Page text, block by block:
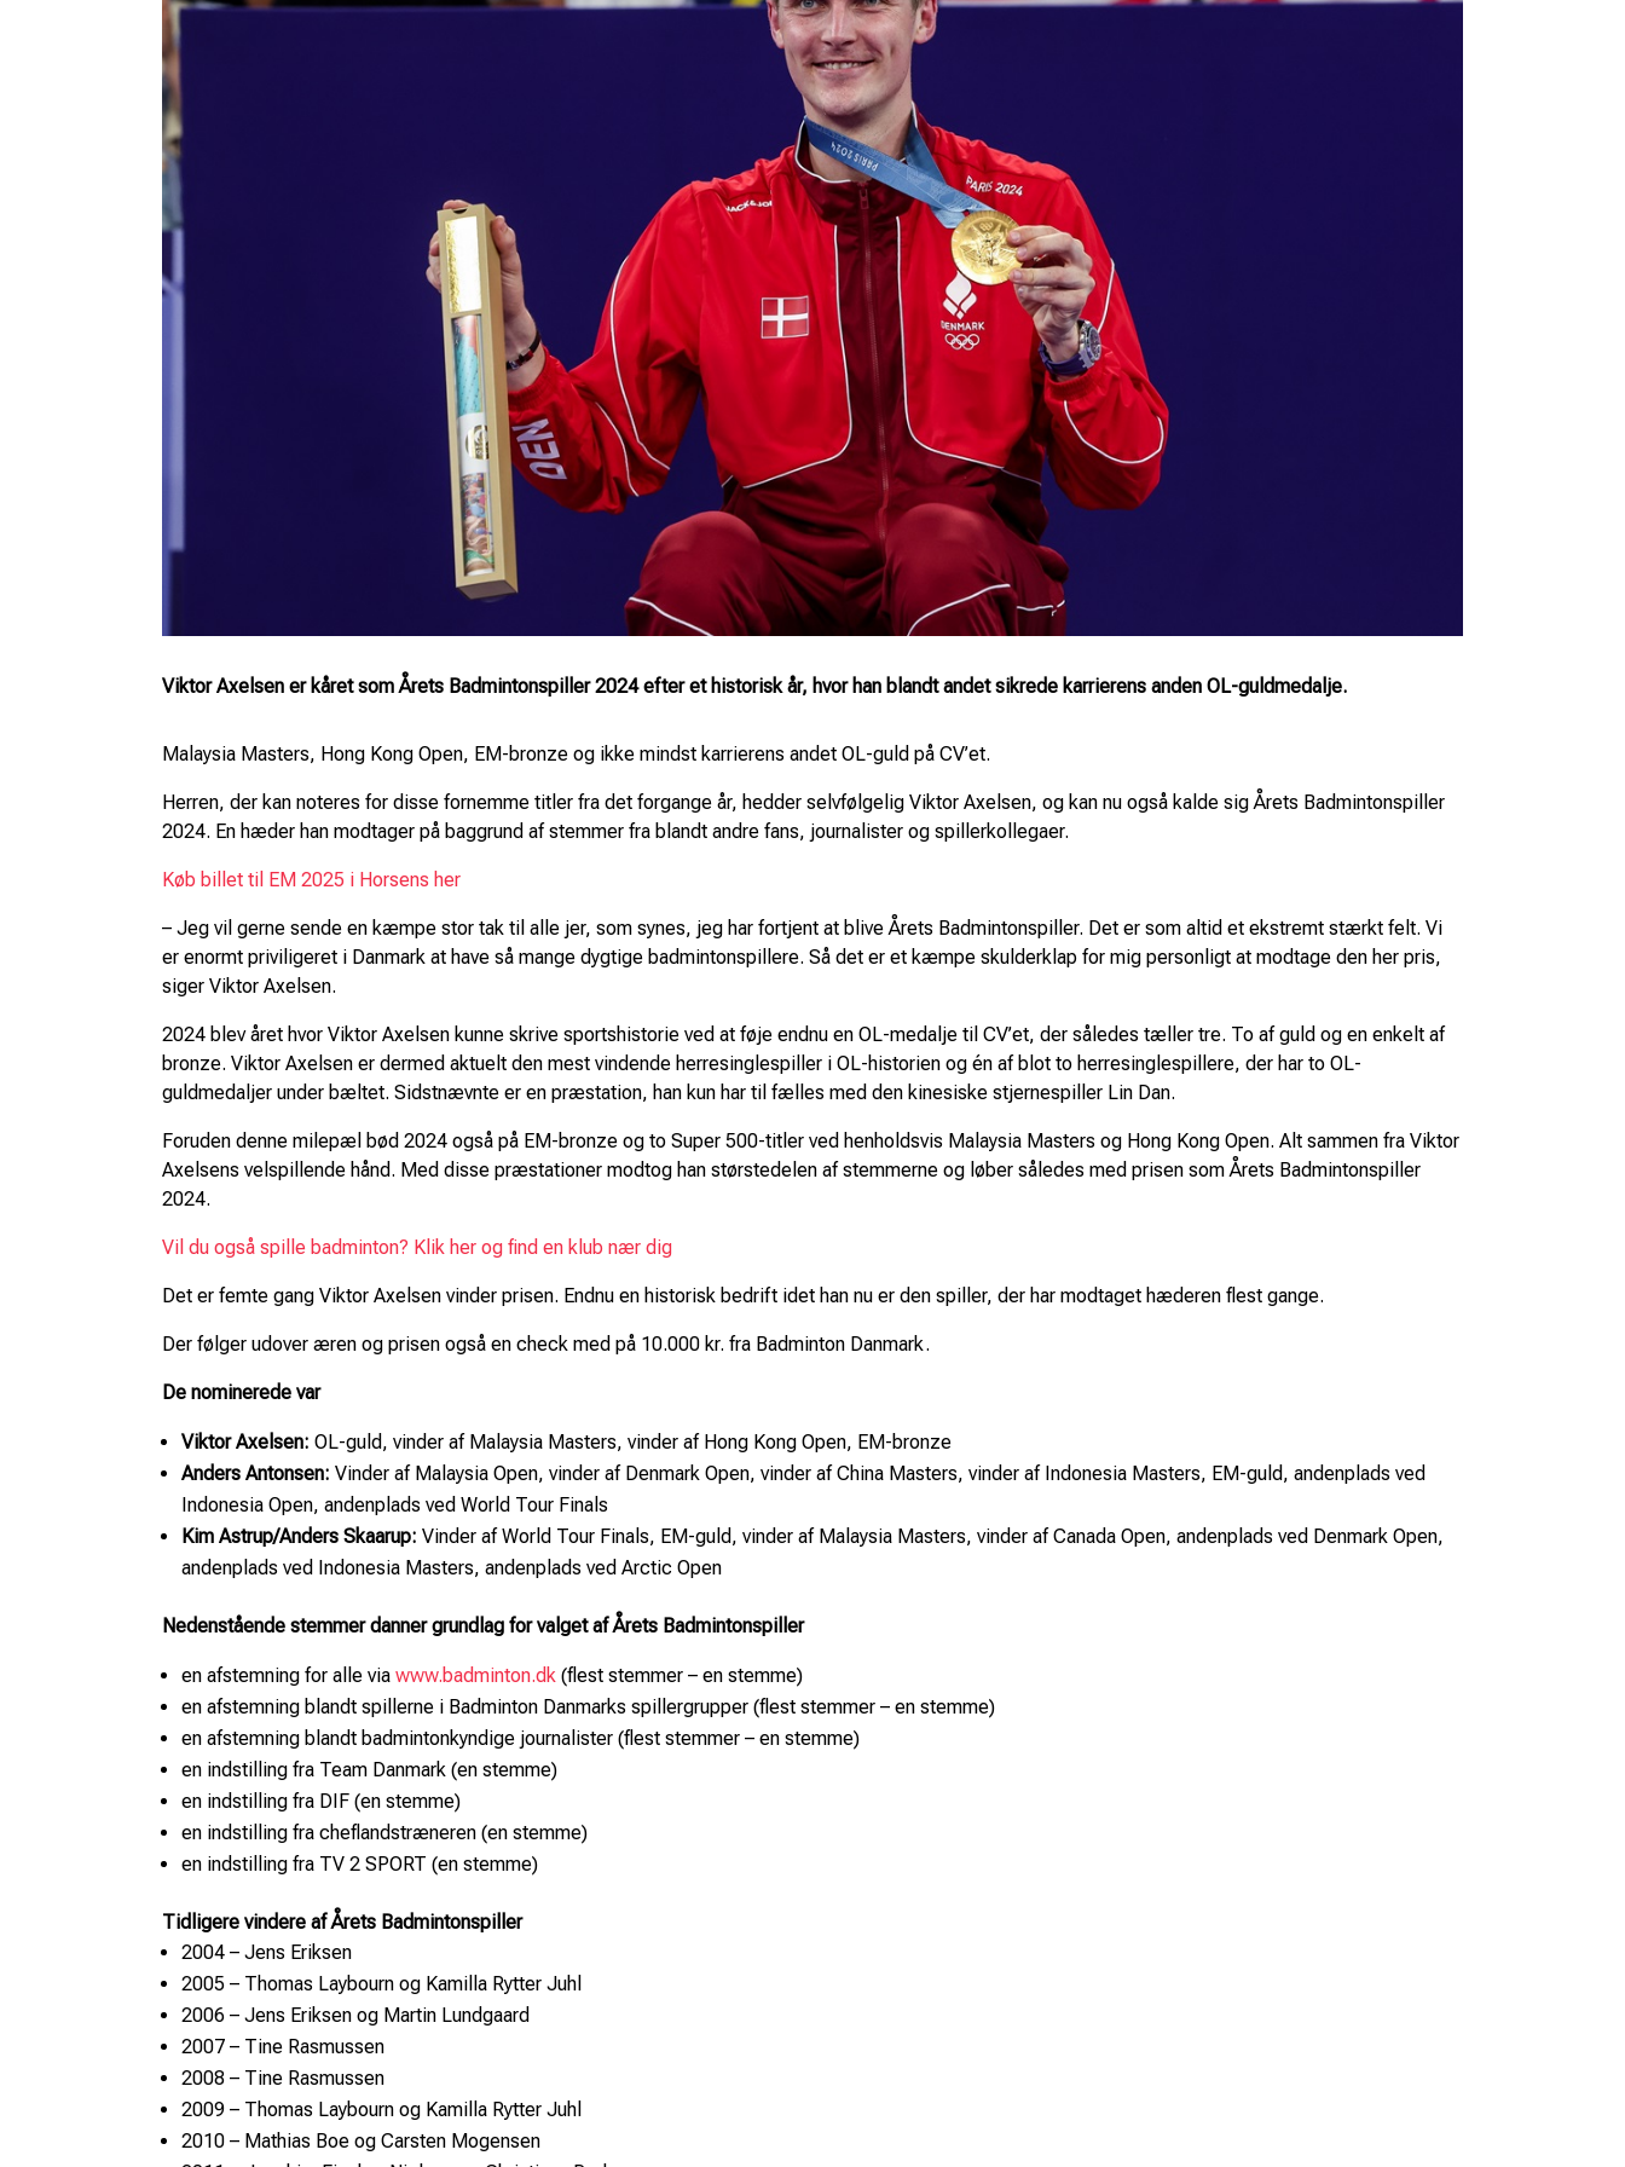
Viktor Axelsen er kåret som Årets Badmintonspiller 2024 efter et historisk år, hvor han blandt andet sikrede karrierens anden OL-guldmedalje.
Malaysia Masters, Hong Kong Open, EM-bronze og ikke mindst karrierens andet OL-guld på CV’et.
Herren, der kan noteres for disse fornemme titler fra det forgange år, hedder selvfølgelig Viktor Axelsen, og kan nu også kalde sig Årets Badmintonspiller
2024. En hæder han modtager på baggrund af stemmer fra blandt andre fans, journalister og spillerkollegaer.
Køb billet til EM 2025 i Horsens her
– Jeg vil gerne sende en kæmpe stor tak til alle jer, som synes, jeg har fortjent at blive Årets Badmintonspiller. Det er som altid et ekstremt stærkt felt. Vi
er enormt priviligeret i Danmark at have så mange dygtige badmintonspillere. Så det er et kæmpe skulderklap for mig personligt at modtage den her pris,
siger Viktor Axelsen.
2024 blev året hvor Viktor Axelsen kunne skrive sportshistorie ved at føje endnu en OL-medalje til CV’et, der således tæller tre. To af guld og en enkelt af
bronze. Viktor Axelsen er dermed aktuelt den mest vindende herresinglespiller i OL-historien og én af blot to herresinglespillere, der har to OL-
guldmedaljer under bæltet. Sidstnævnte er en præstation, han kun har til fælles med den kinesiske stjernespiller Lin Dan.
Foruden denne milepæl bød 2024 også på EM-bronze og to Super 500-titler ved henholdsvis Malaysia Masters og Hong Kong Open. Alt sammen fra Viktor
Axelsens velspillende hånd. Med disse præstationer modtog han størstedelen af stemmerne og løber således med prisen som Årets Badmintonspiller
2024.
Vil du også spille badminton? Klik her og find en klub nær dig
Det er femte gang Viktor Axelsen vinder prisen. Endnu en historisk bedrift idet han nu er den spiller, der har modtaget hæderen flest gange.
Der følger udover æren og prisen også en check med på 10.000 kr. fra Badminton Danmark.
De nominerede var
Viktor Axelsen:OL-guld, vinder af Malaysia Masters, vinder af Hong Kong Open, EM-bronze
Anders Antonsen: Vinder af Malaysia Open, vinder af Denmark Open, vinder af China Masters, vinder af Indonesia Masters, EM-guld, andenplads ved
Indonesia Open, andenplads ved World Tour Finals
Kim Astrup/Anders Skaarup: Vinder af World Tour Finals, EM-guld, vinder af Malaysia Masters, vinder af Canada Open, andenplads ved Denmark Open,
andenplads ved Indonesia Masters, andenplads ved Arctic Open
Nedenstående stemmer danner grundlag for valget af Årets Badmintonspiller
en afstemning for alle viawww.badminton.dk (flest stemmer – en stemme)
en afstemning blandt spillerne i Badminton Danmarks spillergrupper (flest stemmer – en stemme)
en afstemning blandt badmintonkyndige journalister (flest stemmer – en stemme)
en indstilling fra Team Danmark (en stemme)
en indstilling fra DIF (en stemme)
en indstilling fra cheflandstræneren (en stemme)
en indstilling fra TV 2 SPORT (en stemme)
Tidligere vindere af Årets Badmintonspiller
2004 – Jens Eriksen
2005 – Thomas Laybourn og Kamilla Rytter Juhl
2006 – Jens Eriksen og Martin Lundgaard
2007 – Tine Rasmussen
2008 – Tine Rasmussen
2009 – Thomas Laybourn og Kamilla Rytter Juhl
2010 – Mathias Boe og Carsten Mogensen